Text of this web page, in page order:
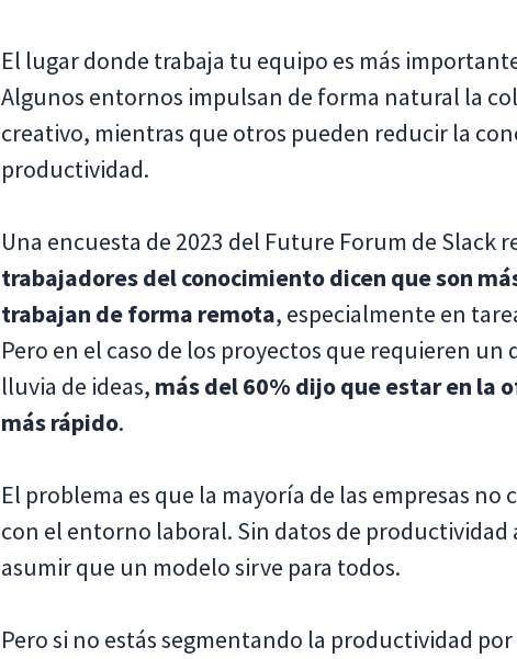
El lugar donde trabaja tu equipo es más
Algunos entornos impulsan de forma natural la
creativo, mientras que otros pueden reducir la
productividad.
Una encuesta de 2023 del Future Forum de Slack
trabajadores del conocimiento dicen que son
trabajan de forma remota, especialmente en
Pero en el caso de los proyectos que requieren
lluvia de ideas, más del 60% dijo que estar en la
más rápido.
El problema es que la mayoría de las empresas
con el entorno laboral. Sin datos de productividad
asumir que un modelo sirve para todos.
Pero si no estás segmentando la productividad